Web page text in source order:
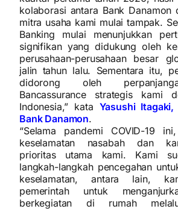
kolaborasi antara Bank Danamon
mitra usaha kami mulai tampak.
Banking mulai menunjukkan
signifikan yang didukung oleh
perusahaan-perusahaan besar
jalin tahun lalu. Sementara itu,
didorong oleh
Bancassurance strategis kami
Indonesia,” kata Yasushi
Bank Danamon.
“Selama pandemi COVID-19
keselamatan nasabah dan
prioritas utama kami. Kami
langkah-langkah pencegahan
keselamatan, antara lain,
pemerintah untuk
berkegiatan di rumah